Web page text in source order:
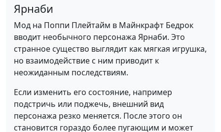
Ярнаби
Мод на Поппи Плейтайм в Майнкрафт Бедрок
вводит необычного персонажа Ярнаби. Это
странное существо выглядит как мягкая игрушка,
но взаимодействие с ним приводит к
неожиданным последствиям.
Если изменить его состояние, например
подстричь или поджечь, внешний вид
персонажа резко меняется. После этого он
становится гораздо более пугающим и может